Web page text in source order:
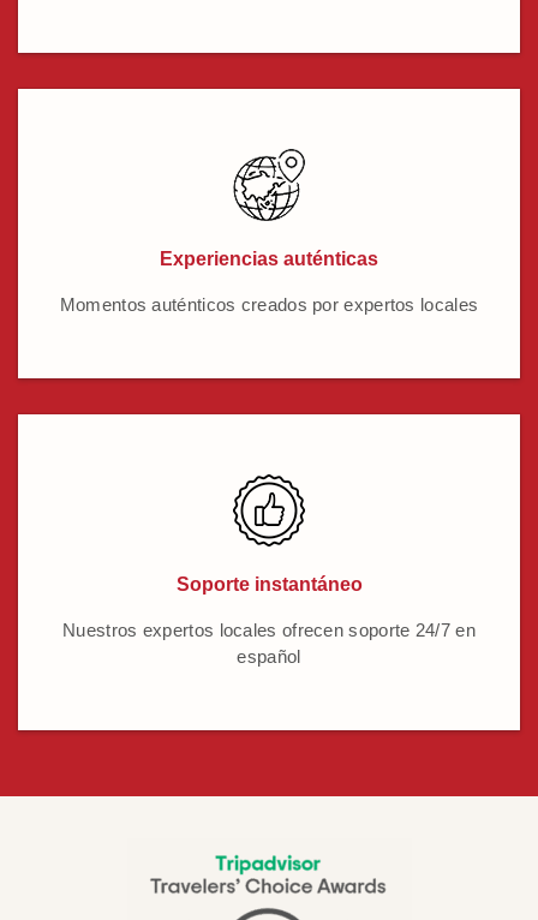
Experiencias auténticas
Momentos auténticos creados por expertos locales
Soporte instantáneo
Nuestros expertos locales ofrecen soporte 24/7 en
español